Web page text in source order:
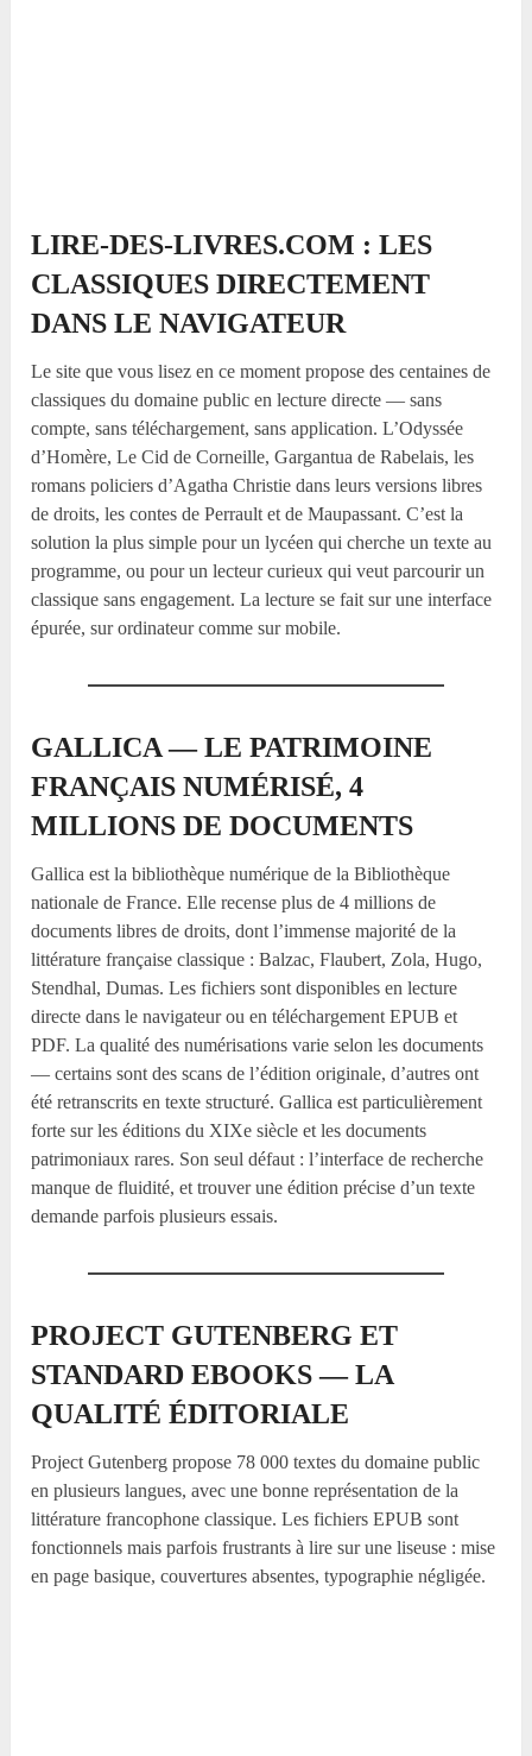
LIRE-DES-LIVRES.COM : LES
CLASSIQUES DIRECTEMENT
DANS LE NAVIGATEUR
Le site que vous lisez en ce moment propose des centaines de
classiques du domaine public en lecture directe — sans
compte, sans téléchargement, sans application. L’Odyssée
d’Homère, Le Cid de Corneille, Gargantua de Rabelais, les
romans policiers d’Agatha Christie dans leurs versions libres
de droits, les contes de Perrault et de Maupassant. C’est la
solution la plus simple pour un lycéen qui cherche un texte au
programme, ou pour un lecteur curieux qui veut parcourir un
classique sans engagement. La lecture se fait sur une interface
épurée, sur ordinateur comme sur mobile.
GALLICA — LE PATRIMOINE
FRANÇAIS NUMÉRISÉ, 4
MILLIONS DE DOCUMENTS
Gallica est la bibliothèque numérique de la Bibliothèque
nationale de France. Elle recense plus de 4 millions de
documents libres de droits, dont l’immense majorité de la
littérature française classique : Balzac, Flaubert, Zola, Hugo,
Stendhal, Dumas. Les fichiers sont disponibles en lecture
directe dans le navigateur ou en téléchargement EPUB et
PDF. La qualité des numérisations varie selon les documents
— certains sont des scans de l’édition originale, d’autres ont
été retranscrits en texte structuré. Gallica est particulièrement
forte sur les éditions du XIXe siècle et les documents
patrimoniaux rares. Son seul défaut : l’interface de recherche
manque de fluidité, et trouver une édition précise d’un texte
demande parfois plusieurs essais.
PROJECT GUTENBERG ET
STANDARD EBOOKS — LA
QUALITÉ ÉDITORIALE
Project Gutenberg propose 78 000 textes du domaine public
en plusieurs langues, avec une bonne représentation de la
littérature francophone classique. Les fichiers EPUB sont
fonctionnels mais parfois frustrants à lire sur une liseuse : mise
en page basique, couvertures absentes, typographie négligée.